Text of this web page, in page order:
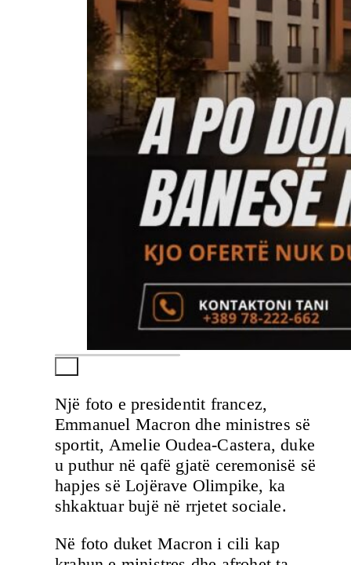
Një foto e presidentit francez,
Emmanuel Macron dhe ministres së
sportit, Amelie Oudea-Castera, duke
u puthur në qafë gjatë ceremonisë së
hapjes së Lojërave Olimpike, ka
shkaktuar bujë në rrjetet sociale.
Në foto duket Macron i cili kap